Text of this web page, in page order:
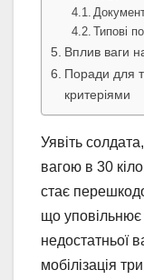
Типові
Вплив ваги
Поради для
критеріями
Уявіть
вагою в 30
стає
що уповільнює
недостатньої
мобілізація